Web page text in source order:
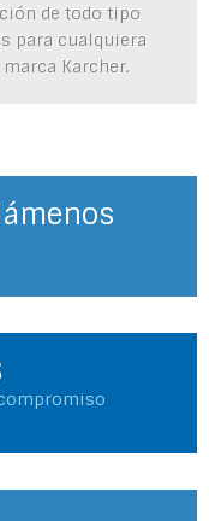
de todo tipo
para cualquiera
Karcher.